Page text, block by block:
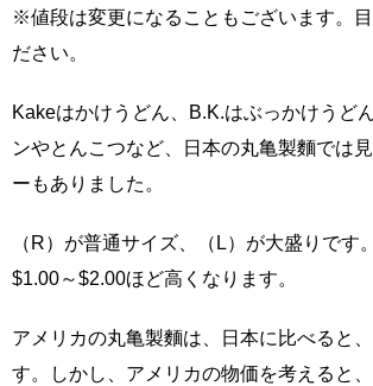
※値段は変更になることもございます。目
ださい。
Kakeはかけうどん、B.K.はぶっかけうど
ンやとんこつなど、日本の丸亀製麵では
ーもありました。
（R）が普通サイズ、（L）が大盛りです
$1.00～$2.00ほど高くなります。
アメリカの丸亀製麵は、日本に比べると
す。しかし、アメリカの物価を考えると